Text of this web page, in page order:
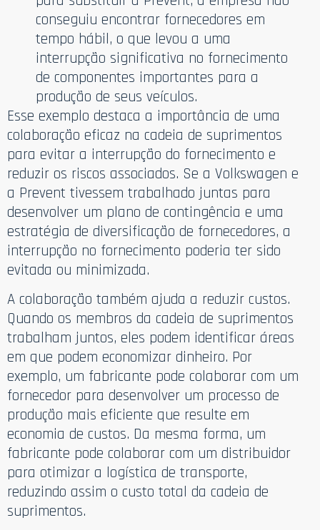
conseguiu encontrar fornecedores em
tempo hábil, o que levou a uma
interrupção significativa no fornecimento
de componentes importantes para a
produção de seus veículos.
Esse exemplo destaca a importância de uma
colaboração eficaz na cadeia de suprimentos
para evitar a interrupção do fornecimento e
reduzir os riscos associados. Se a Volkswagen e
a Prevent tivessem trabalhado juntas para
desenvolver um plano de contingência e uma
estratégia de diversificação de fornecedores, a
interrupção no fornecimento poderia ter sido
evitada ou minimizada.
A colaboração também ajuda a reduzir custos.
Quando os membros da cadeia de suprimentos
trabalham juntos, eles podem identificar áreas
em que podem economizar dinheiro. Por
exemplo, um fabricante pode colaborar com um
fornecedor para desenvolver um processo de
produção mais eficiente que resulte em
economia de custos. Da mesma forma, um
fabricante pode colaborar com um distribuidor
para otimizar a logística de transporte,
reduzindo assim o custo total da cadeia de
suprimentos.